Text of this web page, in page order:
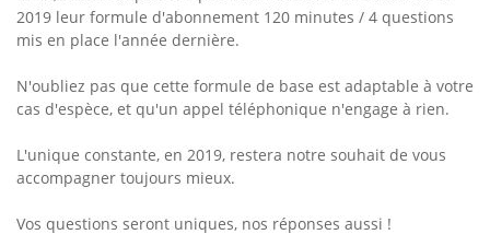
2019 leur formule d'abonnement 120 minutes / 4 questions
mis en place l'année dernière.
N'oubliez pas que cette formule de base est adaptable à votre
cas d'espèce, et qu'un appel téléphonique n'engage à rien.
L'unique constante, en 2019, restera notre souhait de vous
accompagner toujours mieux.
Vos questions seront uniques, nos réponses aussi !